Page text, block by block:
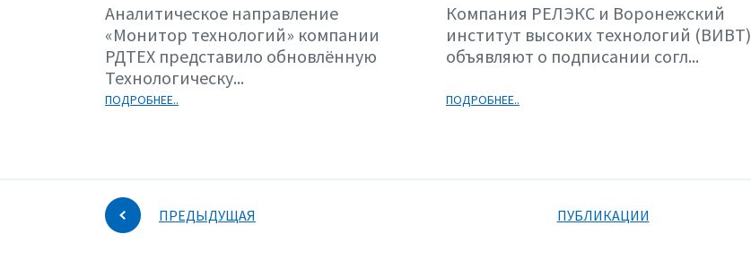
Аналитическое направление
«Монитор технологий» компании
РДТЕХ представило обновлённую
Технологическу...
ПОДРОБНЕЕ..
Компания РЕЛЭКС и Воронежский
институт высоких технологий (ВИВТ)
объявляют о подписании согл...
ПОДРОБНЕЕ..
ПРЕДЫДУЩАЯ ПУБЛИКАЦИИ